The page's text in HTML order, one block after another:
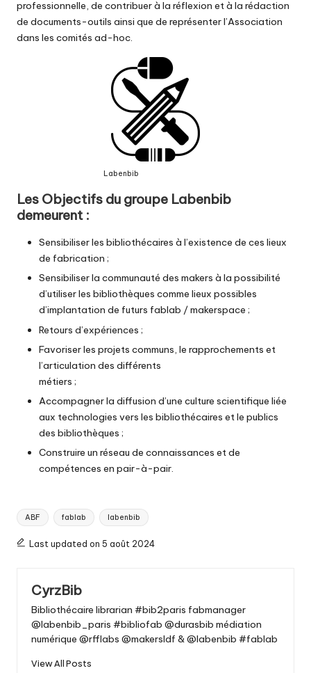
professionnelle, de contribuer à la réflexion et à la rédaction
de documents-outils ainsi que de représenter l’Association
dans les comités ad-hoc.
Labenbib
Les Objectifs du groupe Labenbib
demeurent :
Sensibiliser les bibliothécaires à l’existence de ces lieux
de fabrication ;
Sensibiliser la communauté des makers à la possibilité
d’utiliser les bibliothèques comme lieux possibles
d’implantation de futurs fablab / makerspace ;
Retours d’expériences ;
Favoriser les projets communs, le rapprochements et
l’articulation des différents
métiers ;
Accompagner la diffusion d’une culture scientifique liée
aux technologies vers les bibliothécaires et le publics
des bibliothèques ;
Construire un réseau de connaissances et de
compétences en pair-à-pair.
Tags:
ABF fablab labenbib
Last updated on 5 août 2024
CyrzBib
Bibliothécaire librarian #bib2paris fabmanager
@labenbib_paris #bibliofab @durasbib médiation
numérique @rfflabs @makersIdf & @labenbib #fablab
View All Posts